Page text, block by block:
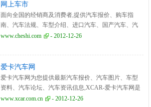
网上车市
面向全国的经销商及消费者,提供汽车报价、购车指
南、汽车法规、车型介绍、进口汽车、国产汽车、汽
车维修、二手汽车、汽车保险、汽车论坛、违章查
www.cheshi.com - 2012-12-26
爱卡汽车网
爱卡汽车网为您提供最新汽车报价、汽车图片、车型
资料、汽车论坛、汽车资讯信息,XCAR-爱卡汽车网是
全球最大的汽车主题社区。
www.xcar.com.cn - 2012-12-26